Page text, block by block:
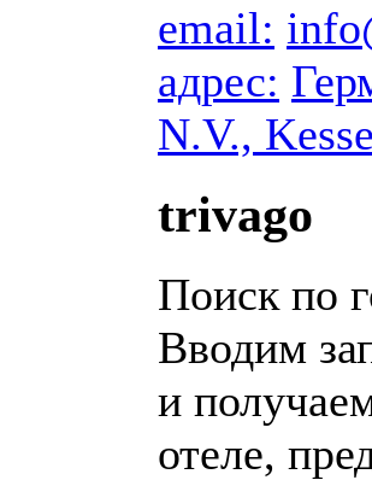
email:
адрес:
N.V.,
trivago
Поиск по
Вводим
и
отеле,